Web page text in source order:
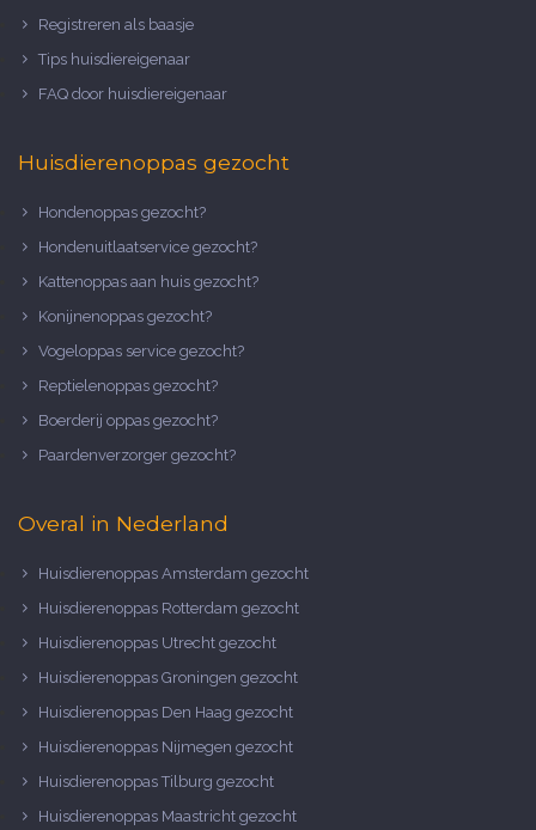
Registreren als baasje
Tips huisdiereigenaar
FAQ door huisdiereigenaar
Huisdierenoppas gezocht
Hondenoppas gezocht?
Hondenuitlaatservice gezocht?
Kattenoppas aan huis gezocht?
Konijnenoppas gezocht?
Vogeloppas service gezocht?
Reptielenoppas gezocht?
Boerderij oppas gezocht?
Paardenverzorger gezocht?
Overal in Nederland
Huisdierenoppas Amsterdam gezocht
Huisdierenoppas Rotterdam gezocht
Huisdierenoppas Utrecht gezocht
Huisdierenoppas Groningen gezocht
Huisdierenoppas Den Haag gezocht
Huisdierenoppas Nijmegen gezocht
Huisdierenoppas Tilburg gezocht
Huisdierenoppas Maastricht gezocht